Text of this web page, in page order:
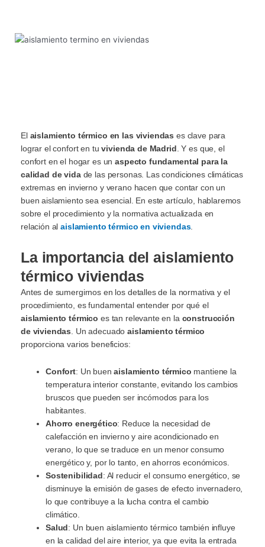
El aislamiento térmico en las viviendas es clave para
lograr el confort en tuvivienda de Madrid . Y es que, el
confort en el hogar es un aspecto fundamental para la
calidad de vida de las personas. Las condiciones climáticas
extremas en invierno y verano hacen que contar con un
buen aislamiento sea esencial. En este artículo, hablaremos
sobre el procedimiento y la normativa actualizada en
relación alaislamiento térmico en viviendas.
La importancia del aislamiento
térmico viviendas
Antes de sumergirnos en los detalles de la normativa y el
procedimiento, es fundamental entender por qué el
aislamiento térmico es tan relevante en la construcción
de viviendas . Un adecuadoaislamiento térmico
proporciona varios beneficios:
Confort: Un buenaislamiento térmico mantiene la
temperatura interior constante, evitando los cambios
bruscos que pueden ser incómodos para los
habitantes.
Ahorro energético: Reduce la necesidad de
calefacción en invierno y aire acondicionado en
verano, lo que se traduce en un menor consumo
energético y, por lo tanto, en ahorros económicos.
Sostenibilidad: Al reducir el consumo energético, se
disminuye la emisión de gases de efecto invernadero,
lo que contribuye a la lucha contra el cambio
climático.
Salud: Un buen aislamiento térmico también influye
en la calidad del aire interior, ya que evita la entrada